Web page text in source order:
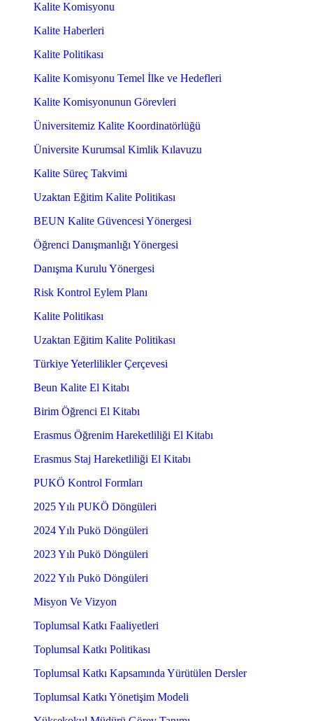
Kalite Komisyonu
Kalite Haberleri
Kalite Politikası
Kalite Komisyonu Temel İlke ve Hedefleri
Kalite Komisyonunun Görevleri
Üniversitemiz Kalite Koordinatörlüğü
Üniversite Kurumsal Kimlik Kılavuzu
Kalite Süreç Takvimi
Uzaktan Eğitim Kalite Politikası
BEUN Kalite Güvencesi Yönergesi
Öğrenci Danışmanlığı Yönergesi
Danışma Kurulu Yönergesi
Risk Kontrol Eylem Planı
Kalite Politikası
Uzaktan Eğitim Kalite Politikası
Türkiye Yeterlilikler Çerçevesi
Beun Kalite El Kitabı
Birim Öğrenci El Kitabı
Erasmus Öğrenim Hareketliliği El Kitabı
Erasmus Staj Hareketliliği El Kitabı
PUKÖ Kontrol Formları
2025 Yılı PUKÖ Döngüleri
2024 Yılı Pukö Döngüleri
2023 Yılı Pukö Döngüleri
2022 Yılı Pukö Döngüleri
Misyon Ve Vizyon
Toplumsal Katkı Faaliyetleri
Toplumsal Katkı Politikası
Toplumsal Katkı Kapsamında Yürütülen Dersler
Toplumsal Katkı Yönetişim Modeli